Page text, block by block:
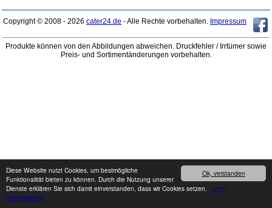
Ok, verstanden
Diese Website nutzt Cookies, um bestmögliche
Funktionalität bieten zu können. Durch die Nutzung unserer
Dienste erklären Sie sich damit einverstanden, dass wir Cookies setzen. mehr
Informationen
Copyright © 2008 - 2026 cater24.de - Alle Rechte vorbehalten. Impressum
Produkte können von den Abbildungen abweichen. Druckfehler / Irrtümer sowie
Preis- und Sortimentänderungen vorbehalten.